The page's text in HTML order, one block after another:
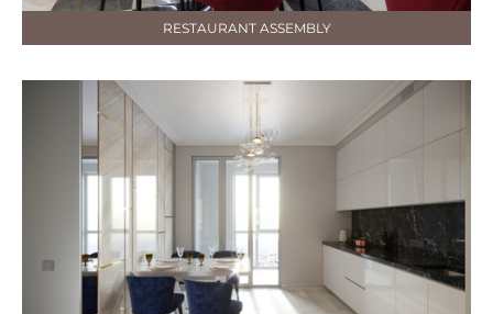
RESTAURANT ASSEMBLY